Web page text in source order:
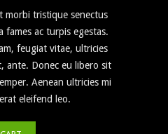
morbi tristique senectus
fames ac turpis egestas.
feugiat vitae, ultricies
ante. Donec eu libero sit
Aenean ultricies mi
eleifend leo.